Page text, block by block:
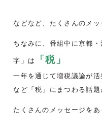
などなど、たくさんのメッ
ちなみに、番組中に京都
字」は 「税」
一年を通じて増税議論が
など「税」にまつわる話
たくさんのメッセージを